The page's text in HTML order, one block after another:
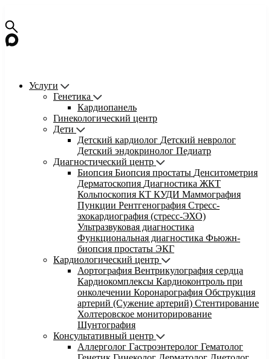
Услуги
Генетика
Кардиопанель
Гинекологический центр
Дети
Детский кардиолог Детский невролог
Детский эндокринолог Педиатр
Диагностический центр
Биопсия Биопсия простаты Денситометрия
Дерматоскопия Диагностика ЖКТ
Кольпоскопия КТ КУДИ Маммография
Пункции Рентгенография Стресс-
эхокардиография (стресс-ЭХО)
Ультразвуковая диагностика
Функциональная диагностика Фьюжн-
биопсия простаты ЭКГ
Кардиологический центр
Аортография Вентрикулография сердца
Кардиокомплексы Кардиоконтроль при
онколечении Коронарография Обструкция
артерий (Сужение артерий) Стентирование
Холтеровское мониторирование
Шунтография
Консультативный центр
Аллерголог Гастроэнтеролог Гематолог